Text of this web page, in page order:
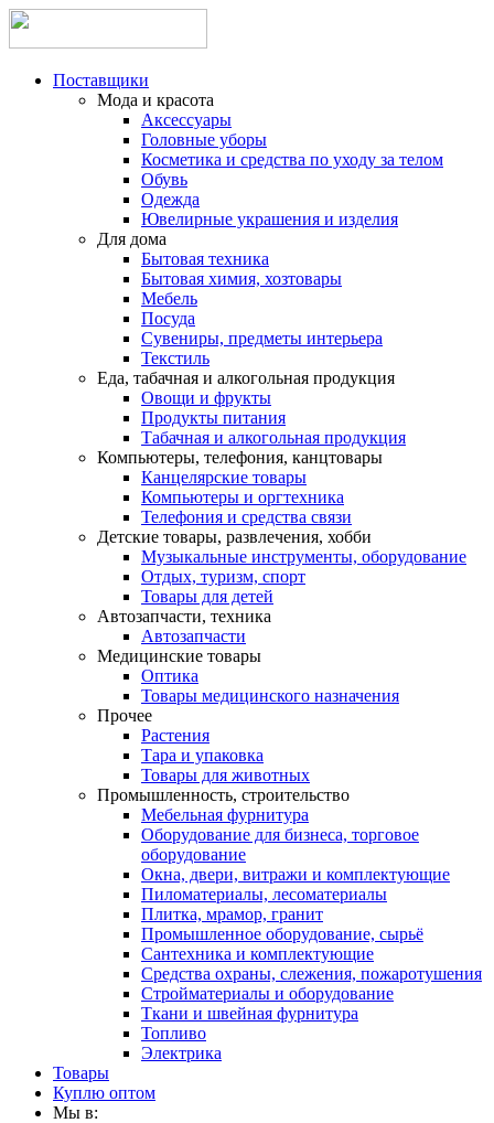
Поставщики
Мода и красота
Аксессуары
Головные уборы
Косметика и средства по уходу за телом
Обувь
Одежда
Ювелирные украшения и изделия
Для дома
Бытовая техника
Бытовая химия, хозтовары
Мебель
Посуда
Сувениры, предметы интерьера
Текстиль
Еда, табачная и алкогольная продукция
Овощи и фрукты
Продукты питания
Табачная и алкогольная продукция
Компьютеры, телефония, канцтовары
Канцелярские товары
Компьютеры и оргтехника
Телефония и средства связи
Детские товары, развлечения, хобби
Музыкальные инструменты, оборудование
Отдых, туризм, спорт
Товары для детей
Автозапчасти, техника
Автозапчасти
Медицинские товары
Оптика
Товары медицинского назначения
Прочее
Растения
Тара и упаковка
Товары для животных
Промышленность, строительство
Мебельная фурнитура
Оборудование для бизнеса, торговое
оборудование
Окна, двери, витражи и комплектующие
Пиломатериалы, лесоматериалы
Плитка, мрамор, гранит
Промышленное оборудование, сырьё
Сантехника и комплектующие
Средства охраны, слежения, пожаротушения
Стройматериалы и оборудование
Ткани и швейная фурнитура
Топливо
Электрика
Товары
Куплю оптом
Мы в: